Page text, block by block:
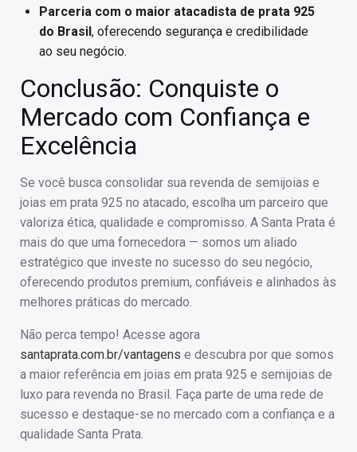
Parceria com o maior atacadista de prata 925
do Brasil, oferecendo segurança e credibilidade
ao seu negócio.
Conclusão: Conquiste o
Mercado com Confiança e
Excelência
Se você busca consolidar sua revenda de semijoias e
joias em prata 925 no atacado, escolha um parceiro que
valoriza ética, qualidade e compromisso. A Santa Prata é
mais do que uma fornecedora — somos um aliado
estratégico que investe no sucesso do seu negócio,
oferecendo produtos premium, confiáveis e alinhados às
melhores práticas do mercado.
Não perca tempo! Acesse agora
santaprata.com.br/vantagens e descubra por que somos
a maior referência em joias em prata 925 e semijoias de
luxo para revenda no Brasil. Faça parte de uma rede de
sucesso e destaque-se no mercado com a confiança e a
qualidade Santa Prata.